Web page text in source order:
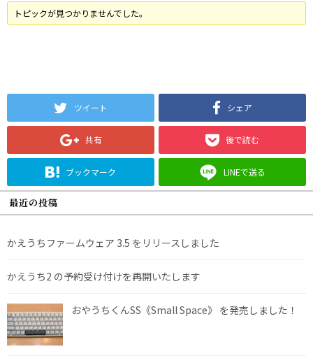
トピックが見つかりませんでした。
ツイート シェア
共有 後で読む
ブックマーク LINEで送る
最近の投稿
かえうちファームウェア 3.5 をリリースしました
かえうち2 の予約受け付けを再開いたします
おやうちくんSS《Small Space》 を発売しました！